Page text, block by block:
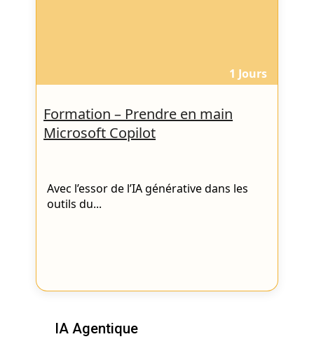
1 Jours
Formation – Prendre en main
Microsoft Copilot
Avec l’essor de l’IA générative dans les
outils du...
IA Agentique